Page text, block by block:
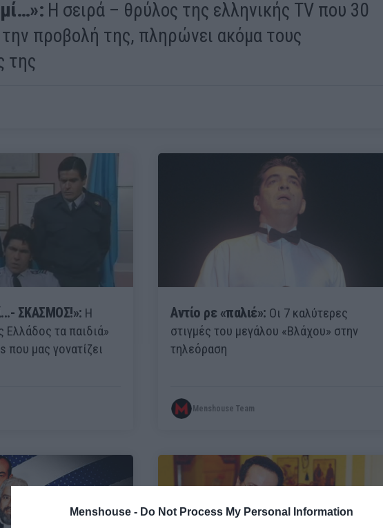
Menshouse - Do Not Process My Personal Information
Η σειρά – θρύλος της ελληνικής TV που 30
την προβολή της, πληρώνει ακόμα τους
της
ΣΚΑΣΜΟΣ!»: Η
Ελλάδος τα παιδιά»
που μας γονατίζει
Αντίο ρε «παλιέ»: Οι 7 καλύτερες
στιγμές του μεγάλου «Βλάχου» στην
τηλεόραση
Menshouse Team